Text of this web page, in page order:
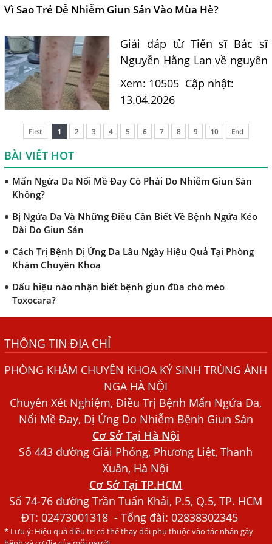
phòng tránh hiệu...
Vì Sao Trẻ Dễ Nhiễm Giun Sán Vào Mùa Hè?
Giải đáp từ Tiến sĩ Bác sĩ
Nguyễn Hằng Lan về nguyên
nhân trẻ dễ nhiễm giun sán
mùa hè, con đường lây
hiệu quả.
Xem: 10505 Cập nhật:
13.04.2026
First 1 2 3 4 5 6 7 8 9 10 End
BÀI VIẾT HOT
Bệnh Sán Chó Dấu Hiệu Nhận Biết Và Thời Gian Trị Bệnh
Sán Chó
Trị Bệnh Sán Chó Có Khỏi Bệnh Ngứa Da Không?
TRIỆU CHỨNG GIUN SÁN CHÓ MÈO
Khi Trẻ Bị Dị Ứng Da Cần Làm Xét Nghiệm Gì Tìm Nguyên
Nhân Dị Ứng Da
Điều trị bệnh sán lá gan ở đâu?
Mẩn Ngứa Da Nổi Mề Đay Có Phải Do Nhiễm Giun Sán
Không?
Bị Ngứa Da Và Những Điều Cần Biết Về Bệnh Ngứa Kéo
Dài Do Giun Sán
Cách Trị Bệnh Dị Ứng Da Lâu Ngày Hiệu Quả Tại Phòng
Khám Chuyên Khoa
Dấu hiệu nào nhận biết bệnh giun đũa chó mèo
Toxocara?
Bệnh Chàm Và Những Yếu Tố Liên Quan Đến Bệnh Giun
Sán
Dấu Hiệu Ngứa Da, Dị Ứng, Nổi Mề Đay Do Nhiễm Sán
Bác sĩ Nguyễn Ngọc Ánh Phòng Khám Ánh Nga Đề Tài
Nghiên Cứu Khoa
Xét Nghiệm Giun Sán Gồm Những Loại Nào? Chi Phí Bao
Người Đàn Ông Phát Ban Mẩn Đỏ Khắp Người, Sau Ba
Tháng Mới Tìm Ra Nguyên Nhân
Đau Mắt Đỏ, Nguyên Nhân Và Cách Điều Trị
HÀ NỘI – PHÁT BAN MẨN ĐỎ KHẮP NGƯỜI, ĐI KHÁM
THÔNG TIN ĐỊA CHỈ
PHÒNG KHÁM CHUYÊN KHOA KÝ SINH TRÙNG ÁNH
NGA HÀ NỘI
Chuyên Xét Nghiệm, Điều Trị Bệnh Mẩn Ngứa Da,
Nổi Mề Đay, Dị Ứng Do Nhiễm Bệnh Giun Sán
Cơ Sở Tại Hà Nội
Số 443 đường Giải Phóng, Phương Liệt, Thanh
Xuân, Hà Nội
Cơ Sở Tại TP.HCM
Số 74-76 đường Trần Tuấn Khải, P.5, Q.5, TP. HCM
ĐT:02473001318 - Tổng đài: 02838302345
* Lưu ý: Hiệu quả điều trị có thể thay đổi phụ thuộc vào tác nhân gây